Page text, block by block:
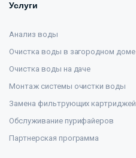
Услуги
Анализ воды
Очистка воды в загородном доме
Очистка воды на даче
Монтаж системы очистки воды
Замена фильтрующих картриджей
Обслуживание пурифайеров
Партнерская программа